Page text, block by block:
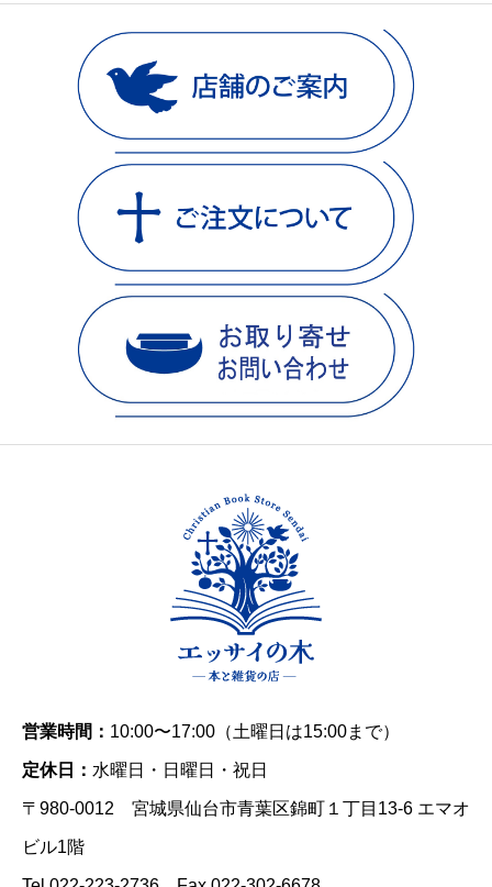
営業時間： 10:00〜17:00（土曜日は15:00まで）
定休日： 水曜日・日曜日・祝日
〒980-0012 宮城県仙台市青葉区錦町１丁目13-6 エマオ
ビル1階